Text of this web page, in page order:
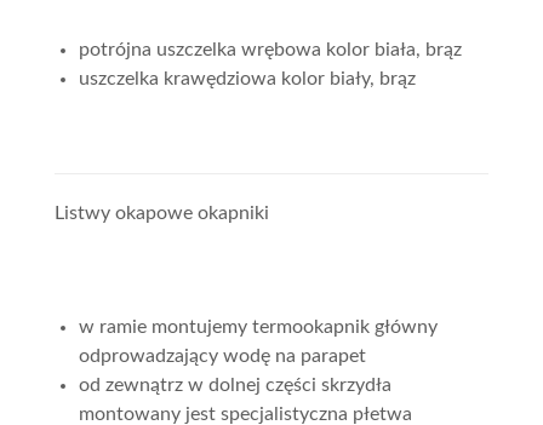
potrójna uszczelka wrębowa kolor biała, brąz
uszczelka krawędziowa kolor biały, brąz
Listwy okapowe okapniki
w ramie montujemy termookapnik główny
odprowadzający wodę na parapet
od zewnątrz w dolnej części skrzydła
montowany jest specjalistyczna płetwa